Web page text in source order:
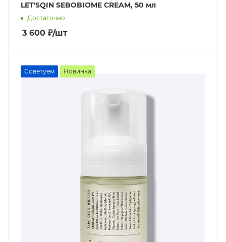
LET'SQIN SEBOBIOME CREAM, 50 мл
Достаточно
3 600 ₽/шт
Советуем Новинка